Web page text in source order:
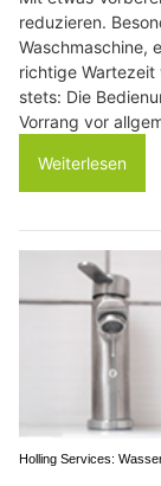
reduzieren.
Waschmaschine,
richtige
stets: Die
Vorrang vor
Weiterlesen
Holling Services: